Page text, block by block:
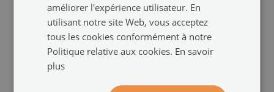
améliorer l'expérience utilisateur. En
utilisant notre site Web, vous acceptez
tous les cookies conformément à notre
Politique relative aux cookies. En savoir
plus